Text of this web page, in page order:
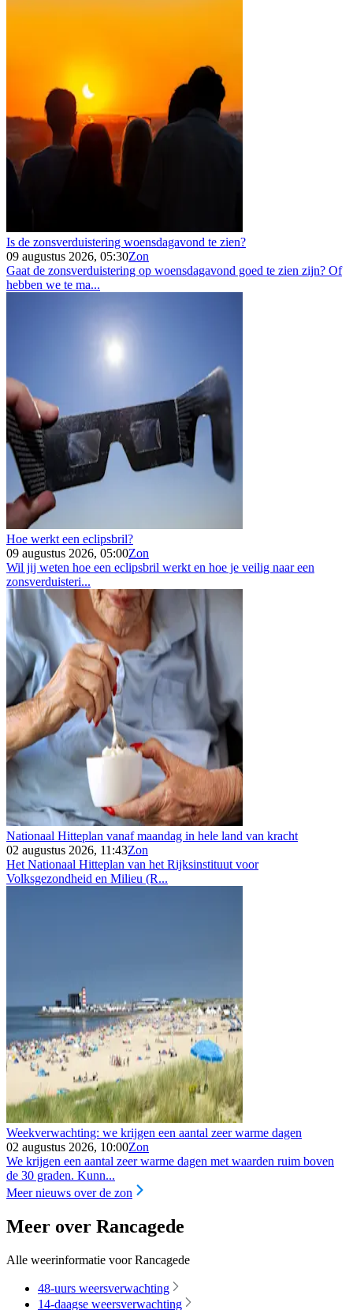
Is de zonsverduistering woensdagavond te zien?
09 augustus 2026, 05:30Zon
Gaat de zonsverduistering op woensdagavond goed te zien zijn? Of
hebben we te ma...
Hoe werkt een eclipsbril?
09 augustus 2026, 05:00Zon
Wil jij weten hoe een eclipsbril werkt en hoe je veilig naar een
zonsverduisteri...
Nationaal Hitteplan vanaf maandag in hele land van kracht
02 augustus 2026, 11:43Zon
Het Nationaal Hitteplan van het Rijksinstituut voor
Volksgezondheid en Milieu (R...
Weekverwachting: we krijgen een aantal zeer warme dagen
02 augustus 2026, 10:00Zon
We krijgen een aantal zeer warme dagen met waarden ruim boven
de 30 graden. Kunn...
Meer nieuws over de zon
Meer over Rancagede
Alle weerinformatie voor Rancagede
48-uurs weersverwachting
14-daagse weersverwachting